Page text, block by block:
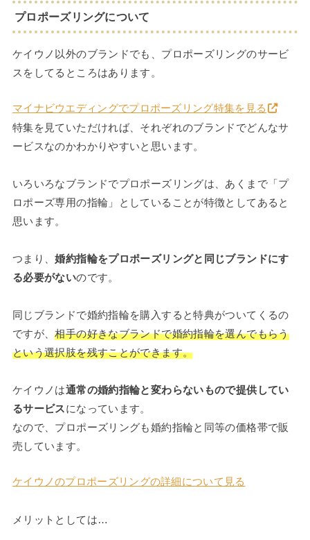
プロポーズリングについて
ケイウノ以外のブランドでも、プロポーズリングのサービ
スをしてるところはあります。
マイナビウエディングでプロポーズリング特集を見る
特集を見ていただければ、それぞれのブランドでどんなサ
ービスなのかわかりやすいと思います。
いろいろなブランドでプロポーズリングは、あくまで「プ
ロポーズ専用の指輪」としていることが特徴としてあると
思います。
つまり、婚約指輪をプロポーズリングと同じブランドにす
る必要がないのです。
同じブランドで婚約指輪を購入すると特典がついてくるの
ですが、相手の好きなブランドで婚約指輪を選んでもらう
という選択肢を残すことができます。
ケイウノは通常の婚約指輪と変わらないもので提供してい
るサービスになっています。
なので、プロポーズリングも婚約指輪と同等の価格帯で販
売しています。
ケイウノのプロポーズリングの詳細について見る
メリットとしては…